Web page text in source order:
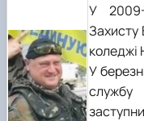
У
Захисту
коледжі
У
службу